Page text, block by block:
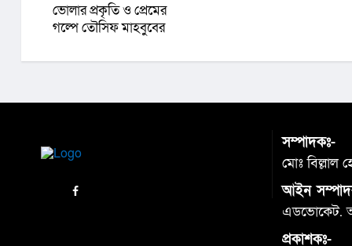
ভোলার প্রকৃতি ও প্রেমের
গল্পে তৌসিফ মাহবুবের
সম্পাদকঃ-
মোঃ বিল্লাল
আইন
এডভোকেট.
প্রকাশকঃ-